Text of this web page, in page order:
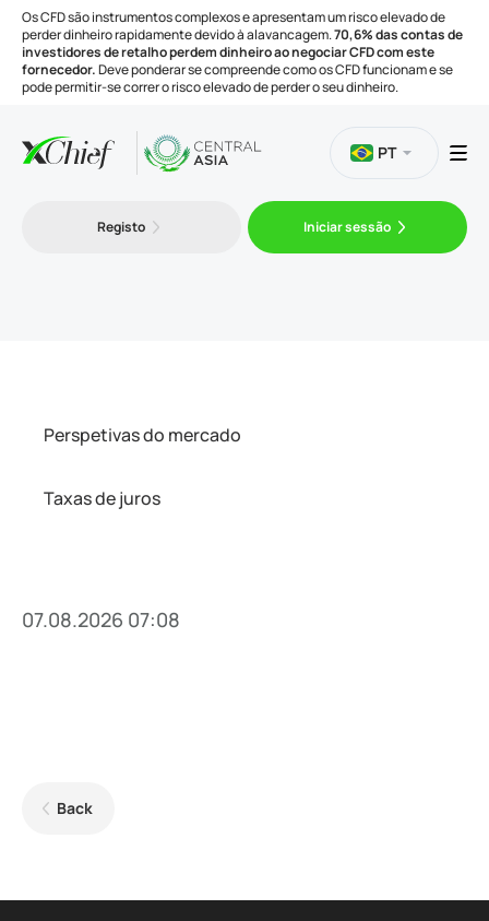
Os CFD são instrumentos complexos e apresentam um risco elevado de
perder dinheiro rapidamente devido à alavancagem.70,6% das contas de
investidores de retalho perdem dinheiro ao negociar CFD com este
fornecedor.Deve ponderar se compreende como os CFD funcionam e se
pode permitir-se correr o risco elevado de perder o seu dinheiro.
Negociação
PT
Registo Iniciar sessão
Perspetivas do mercado
Taxas de juros
07.08.2026 07:08
Back